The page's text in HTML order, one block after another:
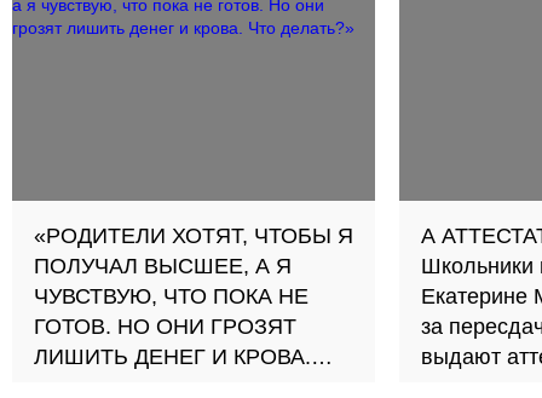
«РОДИТЕЛИ ХОТЯТ, ЧТОБЫ Я
ПОЛУЧАЛ ВЫСШЕЕ, А Я
ЧУВСТВУЮ, ЧТО ПОКА НЕ
ГОТОВ. НО ОНИ ГРОЗЯТ
ЛИШИТЬ ДЕНЕГ И КРОВА.
А
Школьники
Екатерине
за
выдают